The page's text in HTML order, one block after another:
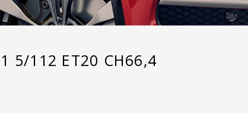
5/112 ET20 CH66,4